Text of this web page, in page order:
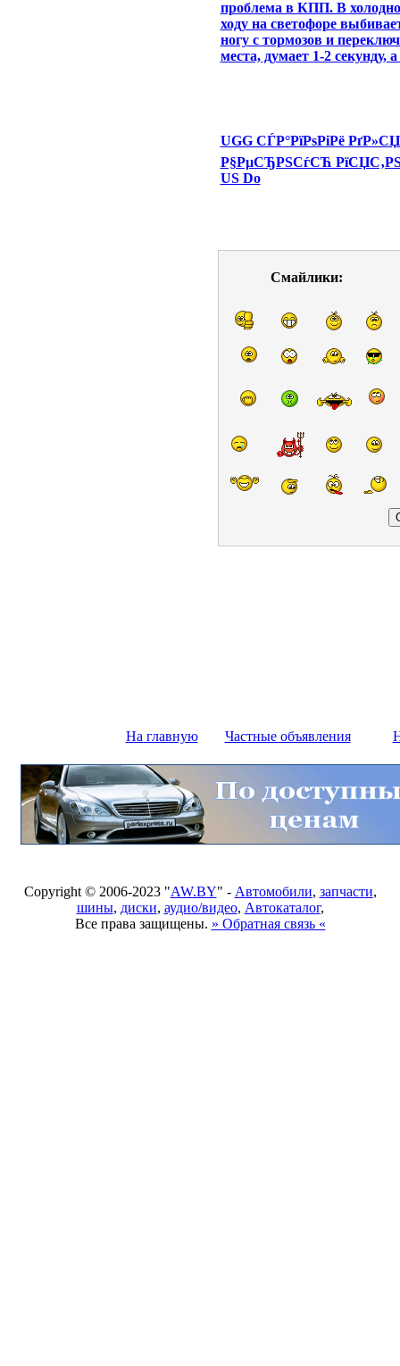
проблема в КПП. В
ходу на светофоре
ногу с тормозов и
места, думает 1-2 секунду,
UGG СЃР°РїРѕРіРё
Р§РµСЂРЅСѓСЋ
US Do
Смайлики:
На главную Частные объявления
Copyright © 2006-2023 "AW.BY" - Автомобили, запчасти,
шины, диски, аудио/видео, Автокаталог,
Все права защищены. » Обратная связь «